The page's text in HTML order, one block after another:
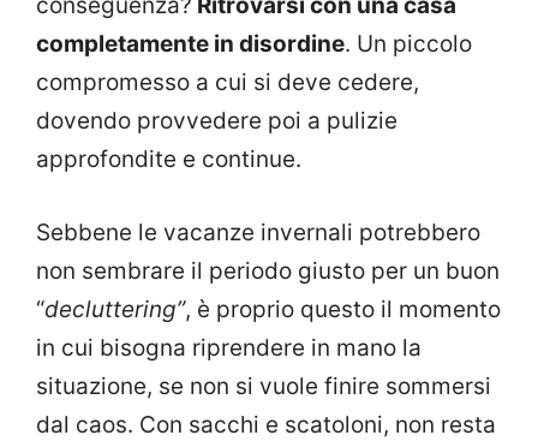
conseguenza? Ritrovarsi con una casa
completamente in disordine. Un piccolo
compromesso a cui si deve cedere,
dovendo provvedere poi a pulizie
approfondite e continue.
Sebbene le vacanze invernali potrebbero
non sembrare il periodo giusto per un buon
“decluttering”, è proprio questo il momento
in cui bisogna riprendere in mano la
situazione, se non si vuole finire sommersi
dal caos. Con sacchi e scatoloni, non resta